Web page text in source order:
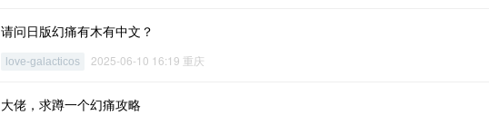
请问日版幻痛有木有中文？
love-galacticos 2025-06-10 16:19 重庆
大佬，求蹲一个幻痛攻略